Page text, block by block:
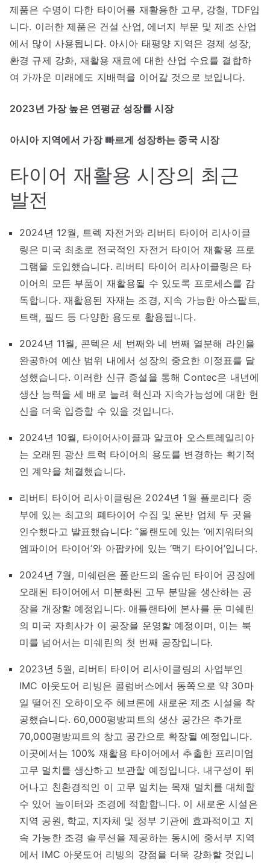
제품은 수명이 다한 타이어를 재활용한 고무, 강철, TDF입
니다. 이러한 제품은 건설 산업, 에너지 부문 및 제조 산업
에서 많이 사용됩니다. 아시아 태평양 지역은 경제 성장,
환경 규제 강화, 재활용 재료에 대한 산업 수요를 결합하
여 가까운 미래에도 지배력을 이어갈 것으로 보입니다.
2023년 가장 높은 연평균 성장률 시장
아시아 지역에서 가장 빠르게 성장하는 중국 시장
타이어 재활용 시장의 최근
발전
2024년 12월, 트렉 자전거와 리버티 타이어 리사이클
링은 미국 최초로 전국적인 자전거 타이어 재활용 프로
그램을 도입했습니다. 리버티 타이어 리사이클링은 타
이어의 모든 부품이 재활용될 수 있도록 프로세스를 감
독합니다. 재활용된 자재는 조경, 지속 가능한 아스팔트,
트랙, 필드 등 다양한 용도로 활용됩니다.
2024년 11월, 콘텍은 세 번째와 네 번째 열분해 라인을
완공하여 예산 범위 내에서 성장의 중요한 이정표를 달
성했습니다. 이러한 신규 증설을 통해 Contec은 내년에
생산 능력을 세 배로 늘려 혁신과 지속가능성에 대한 헌
신을 더욱 입증할 수 있을 것입니다.
2024년 10월, 타이어사이클과 알코아 오스트레일리아
는 오래된 광산 트럭 타이어의 용도를 변경하는 획기적
인 계약을 체결했습니다.
리버티 타이어 리사이클링은 2024년 1월 플로리다 중
부에 있는 최고의 폐타이어 수집 및 운반 업체 두 곳을
인수했다고 발표했습니다: “올랜도에 있는 ‘에지워터의
엠파이어 타이어’와 아팝카에 있는 ‘맥기 타이어’입니다.
2024년 7월, 미쉐린은 폴란드의 올슈틴 타이어 공장에
오래된 타이어에서 미분화된 고무 분말을 생산하는 공
장을 개장할 예정입니다. 애틀랜타에 본사를 둔 미쉐린
의 미국 자회사가 이 공장을 운영할 예정이며, 이는 북
미를 넘어서는 미쉐린의 첫 번째 공장입니다.
2023년 5월, 리버티 타이어 리사이클링의 사업부인
IMC 아웃도어 리빙은 콜럼버스에서 동쪽으로 약 30마
일 떨어진 오하이오주 헤브론에 새로운 제조 시설을 착
공했습니다. 60,000평방피트의 생산 공간은 추가로
70,000평방피트의 창고 공간으로 확장될 예정입니다.
이곳에서는 100% 재활용 타이어에서 추출한 프리미엄
고무 멀치를 생산하고 보관할 예정입니다. 내구성이 뛰
어나고 친환경적인 이 고무 멀치는 목재 멀치를 대체할
수 있어 놀이터와 조경에 적합합니다. 이 새로운 시설은
지역 공원, 학교, 지자체 및 정부 기관에 효과적이고 지
속 가능한 조경 솔루션을 제공하는 동시에 중서부 지역
에서 IMC 아웃도어 리빙의 강점을 더욱 강화할 것입니